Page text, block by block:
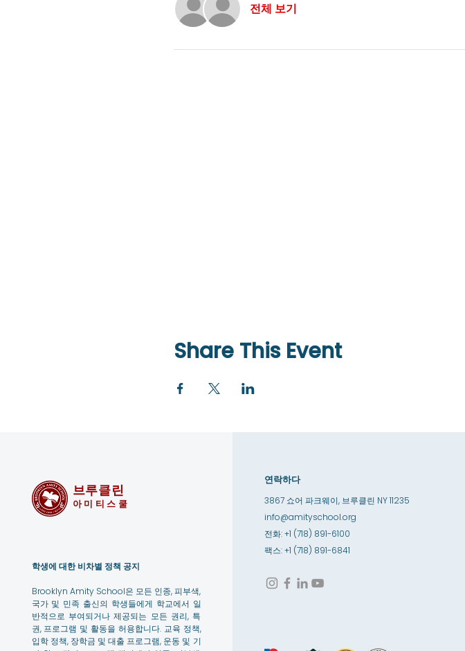
전체 보기
Share This Event
브루클린
아미티스쿨
학생에 대한 비차별 정책 공지
Brooklyn Amity School은 모든 인종, 피부색,
국가 및 민족 출신의 학생들에게 학교에서 일
반적으로 부여되거나 제공되는 모든 권리, 특
권, 프로그램 및 활동을 허용합니다. 교육 정책,
입학 정책, 장학금 및 대출 프로그램, 운동 및 기
연락하다
3867 쇼어 파크웨이, 브루클린 NY 11235
info@amityschool.org
전화: +1 (718) 891-6100
팩스: +1 (718) 891-6841